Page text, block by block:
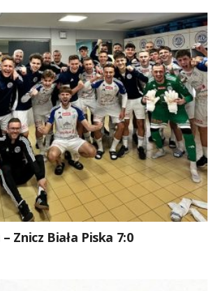
Znicz Biała Piska 7:0